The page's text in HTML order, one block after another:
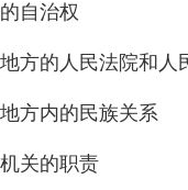
自治权
的人民法院和人
内的民族关系
关的职责